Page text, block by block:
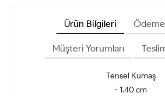
Ürün Bilgileri
Müşteri Yorumları
Tensel Kumaş
- 1.40 cm